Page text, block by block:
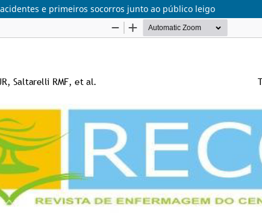
e primeiros socorros junto ao público leigo